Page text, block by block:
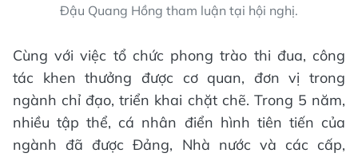
Đậu Quang Hồng tham luận tại hội nghị.
Cùng với việc tổ chức phong trào thi đua, công
tác khen thưởng được cơ quan, đơn vị trong
ngành chỉ đạo, triển khai chặt chẽ. Trong 5 năm,
nhiều tập thể, cá nhân điển hình tiên tiến của
ngành đã được Đảng, Nhà nước và các cấp,